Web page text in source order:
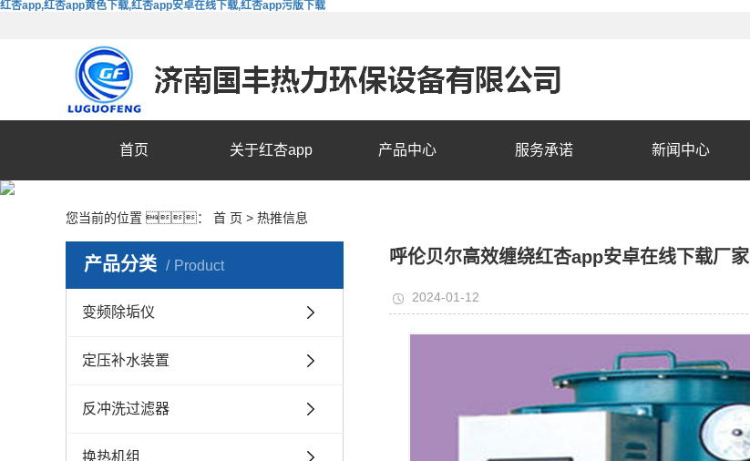
红杏app,红杏app黄色下载,红杏app安卓在线下载,红杏app污版下载
首页 关于红杏app 产品中心 服务承诺 新闻中心
您当前的位置 ： 首 页 > 热推信息
产品分类 Product
变频除垢仪
定压补水装置
反冲洗过滤器
换热机组
呼伦贝尔高效缠绕红杏app安卓在线下载厂家
2024-01-12